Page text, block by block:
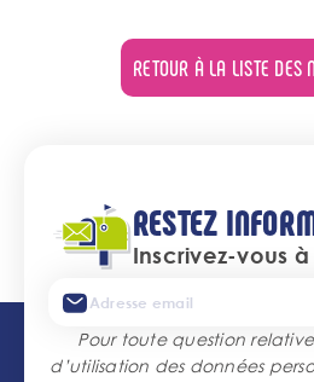
RETOUR À LA LISTE DES
RESTEZ
Inscrivez-vous
Pour toute question
d’utilisation des données